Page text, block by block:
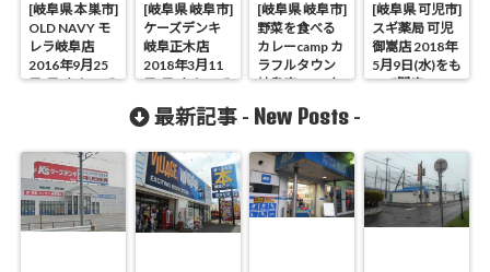
[岐阜県 本巣市]
OLD NAVY モ
レラ岐阜店
2016年9月25
日(日)をもって
[岐阜県 岐阜市]
ケーズデンキ
岐阜正木店
2018年3月11
日(日)をもって
[岐阜県 岐阜市]
野菜を食べる
カレーcamp カ
ラフルタウン
岐阜店 2017年
もって閉店
[岐阜県 可児市]
スギ薬局 可児
御嵩店 2018年
5月9日(水)をも
って閉店
最新記事 - New Posts -